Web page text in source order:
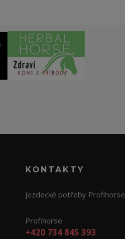
KONTAKTY
Jezdecké potřeby Profihorse
Profihorse
+420 734 845 393